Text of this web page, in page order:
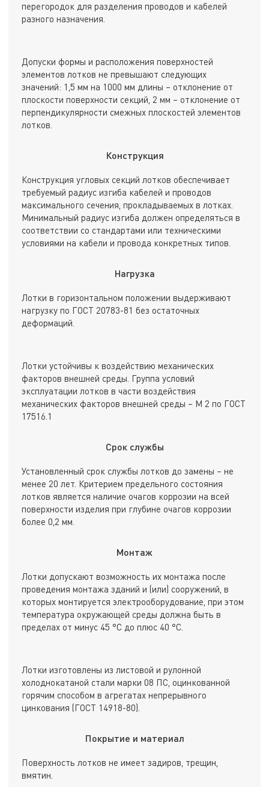
перегородок для разделения проводов и кабелей
разного назначения.
Допуски формы и расположения поверхностей
элементов лотков не превышают следующих
значений: 1,5 мм на 1000 мм длины – отклонение от
плоскости поверхности секций, 2 мм – отклонение от
перпендикулярности смежных плоскостей элементов
лотков.
Конструкция
Конструкция угловых секций лотков обеспечивает
требуемый радиус изгиба кабелей и проводов
максимального сечения, прокладываемых в лотках.
Минимальный радиус изгиба должен определяться в
соответствии со стандартами или техническими
условиями на кабели и провода конкретных типов.
Нагрузка
Лотки в горизонтальном положении выдерживают
нагрузку по ГОСТ 20783-81 без остаточных
деформаций.
Лотки устойчивы к воздействию механических
факторов внешней среды. Группа условий
эксплуатации лотков в части воздействия
механических факторов внешней среды – М 2 по ГОСТ
17516.1
Срок службы
Установленный срок службы лотков до замены – не
менее 20 лет. Критерием предельного состояния
лотков является наличие очагов коррозии на всей
поверхности изделия при глубине очагов коррозии
более 0,2 мм.
Монтаж
Лотки допускают возможность их монтажа после
проведения монтажа зданий и (или) сооружений, в
которых монтируется электрооборудование, при этом
температура окружающей среды должна быть в
пределах от минус 45 °С до плюс 40 °С.
Лотки изготовлены из листовой и рулонной
холоднокатаной стали марки 08 ПС, оцинкованной
горячим способом в агрегатах непрерывного
цинкования (ГОСТ 14918-80).
Покрытие и материал
Поверхность лотков не имеет задиров, трещин,
вмятин.